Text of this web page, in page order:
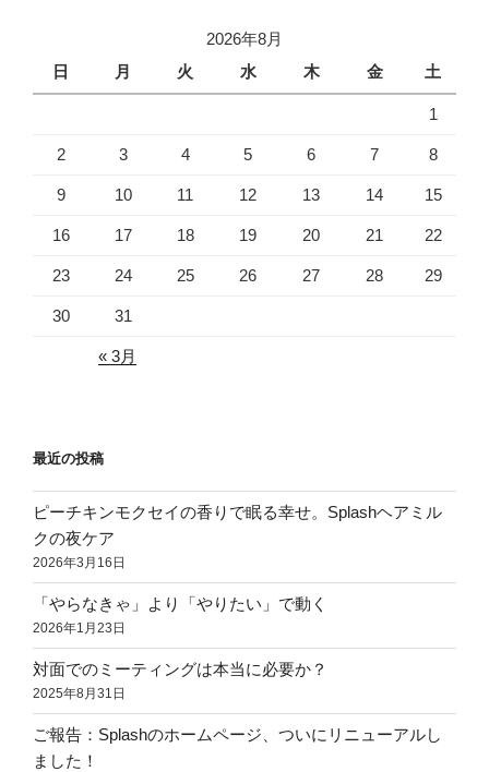
2026年8月
日
月 火 水 木 金 土
1
2 3 4 5 6 7 8
9 10 11 12 13 14 15
16 17 18 19 20 21 22
23 24 25 26 27 28 29
30 31
« 3月
最近の投稿
ピーチキンモクセイの香りで眠る幸せ。Splashヘアミル
クの夜ケア
2026年3月16日
「やらなきゃ」より「やりたい」で動く
2026年1月23日
対面でのミーティングは本当に必要か？
2025年8月31日
ご報告：Splashのホームページ、ついにリニューアルし
ました！